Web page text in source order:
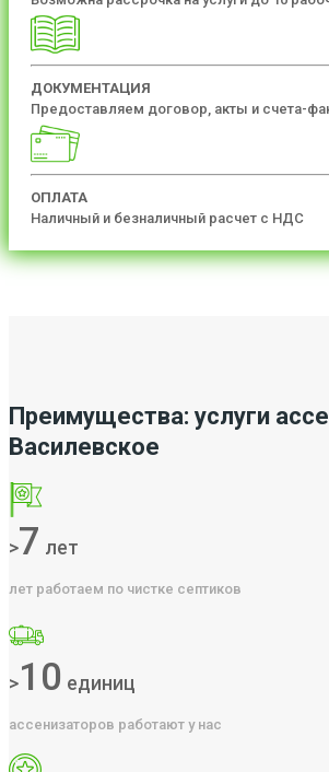
ДОКУМЕНТАЦИЯ
Предоставляем договор, акты и счета-
ОПЛАТА
Наличный и безналичный расчет с НДС
Преимущества: услуги
Василевское
>7 лет
лет работаем по чистке септиков
>10 единиц
ассенизаторов работают у нас